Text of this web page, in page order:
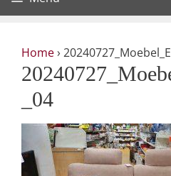
Home›
_04